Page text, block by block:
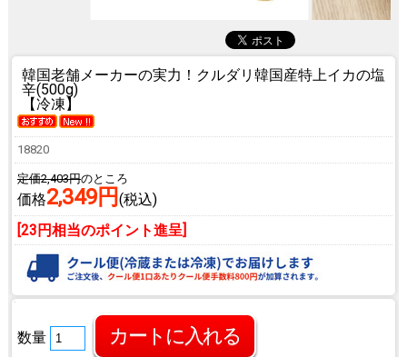
韓国老舗メーカーの実力！ クルダリ韓国産特上イカの塩
辛(500g)
【冷凍】
18820
定価2,403円のところ
価格2,349円 (税込)
[23円相当のポイント進呈]
数量